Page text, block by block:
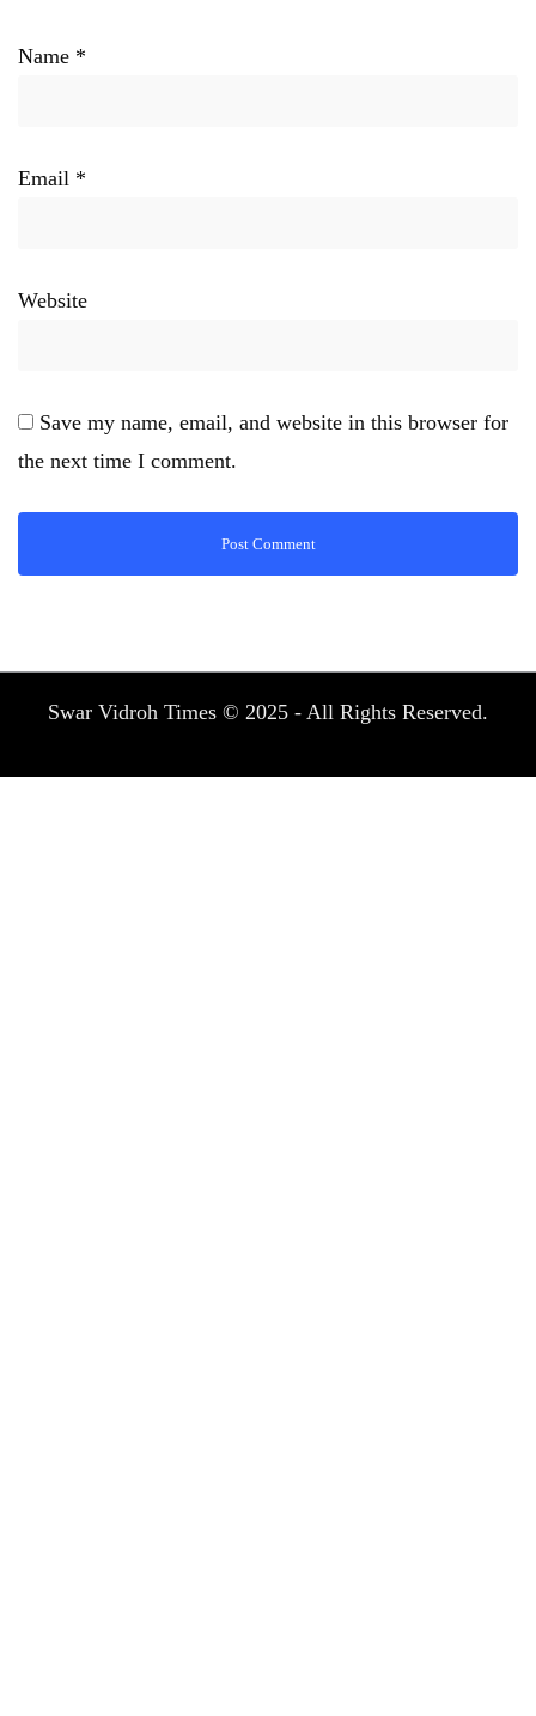
Name *
Email *
Website
Save my name, email, and website in this browser for
the next time I comment.
Swar Vidroh Times © 2025 - All Rights Reserved.